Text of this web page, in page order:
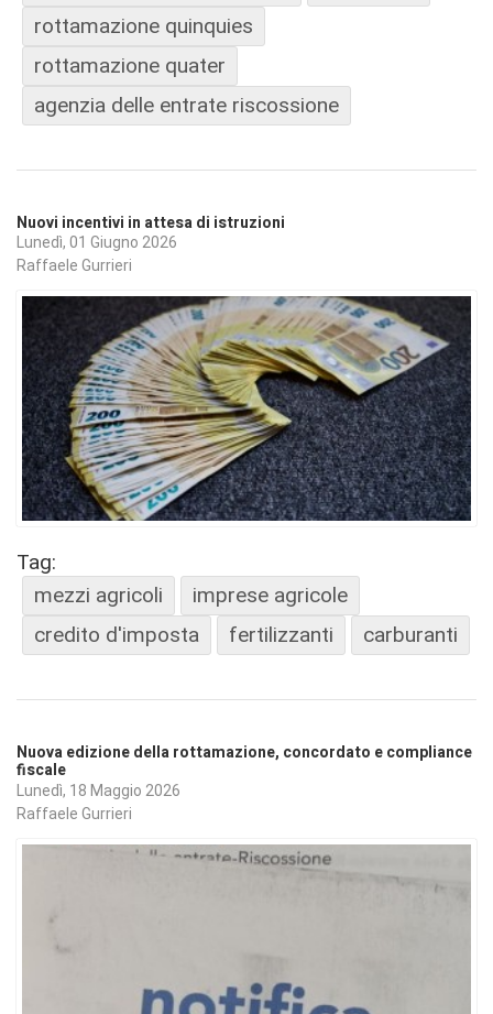
rottamazione quinquies
rottamazione quater
agenzia delle entrate riscossione
Nuovi incentivi in attesa di istruzioni
Lunedì, 01 Giugno 2026
Raffaele Gurrieri
Tag:
mezzi agricoli
imprese agricole
credito d'imposta
fertilizzanti carburanti
Nuova edizione della rottamazione, concordato e compliance
fiscale
Lunedì, 18 Maggio 2026
Raffaele Gurrieri